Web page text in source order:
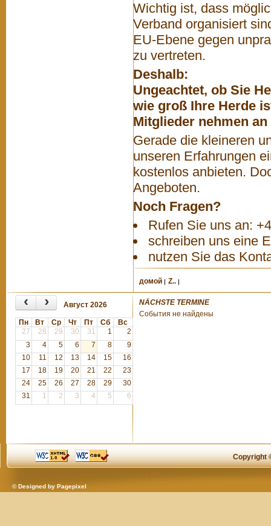
Wichtig ist, dass
Verband organisiert
EU-Ebene gegen
zu vertreten.
Deshalb:
Ungeachtet, ob Sie
wie groß Ihre Herde
Mitglieder nehmen
Gerade die kleineren
unseren Erfahrungen
kostenlos anbieten.
Angeboten.
Noch Fragen?
Rufen Sie uns an:
schreiben uns eine
nutzen Sie das
домой Z..
‹ › Август 2026
Пн Вт Ср Чт Пт Сб
Вс
27
28 29 30 31 1
2
3
4 5 6 7 8
9
10
11 12 13 14 15
16
17
18 19 20 21 22
23
24
25 26 27 28 29
30
31
1 2 3 4 5 6
NÄCHSTE TERMINE
События не найдены
Copyright
© Designed by Pagepixel